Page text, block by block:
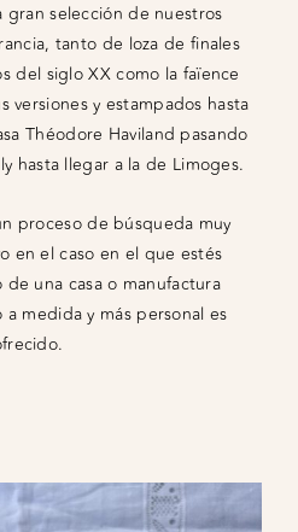
selección de nuestros
tanto de loza de finales
del siglo XX como la faïence
versiones y estampados hasta
Théodore Haviland pasando
hasta llegar a la de Limoges.
proceso de búsqueda muy
en el caso en el que estés
una casa o manufactura
medida y más personal es